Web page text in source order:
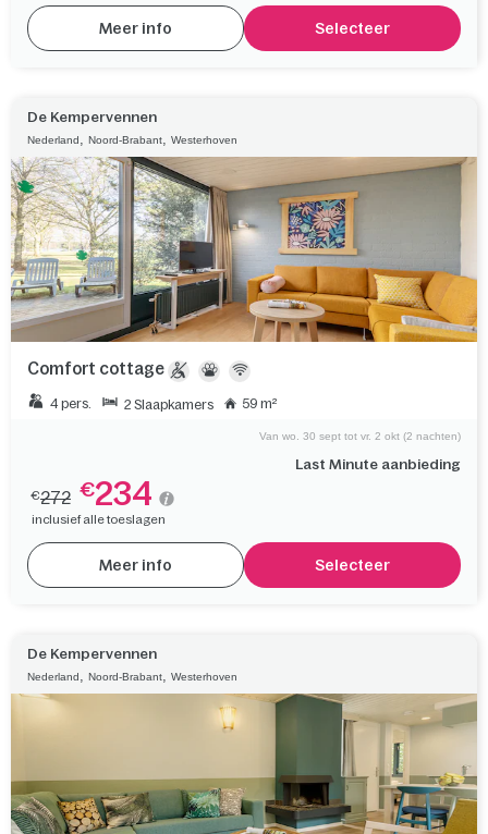
Meer info Selecteer
De Kempervennen
Nederland Noord-Brabant Westerhoven
Comfort cottage
4 pers. 2 Slaapkamers 59 m²
Last Minute aanbieding
Van wo. 30 sept tot vr. 2 okt (2 nachten)
€272 €234
inclusief alle toeslagen
Meer info Selecteer
De Kempervennen
Nederland Noord-Brabant Westerhoven